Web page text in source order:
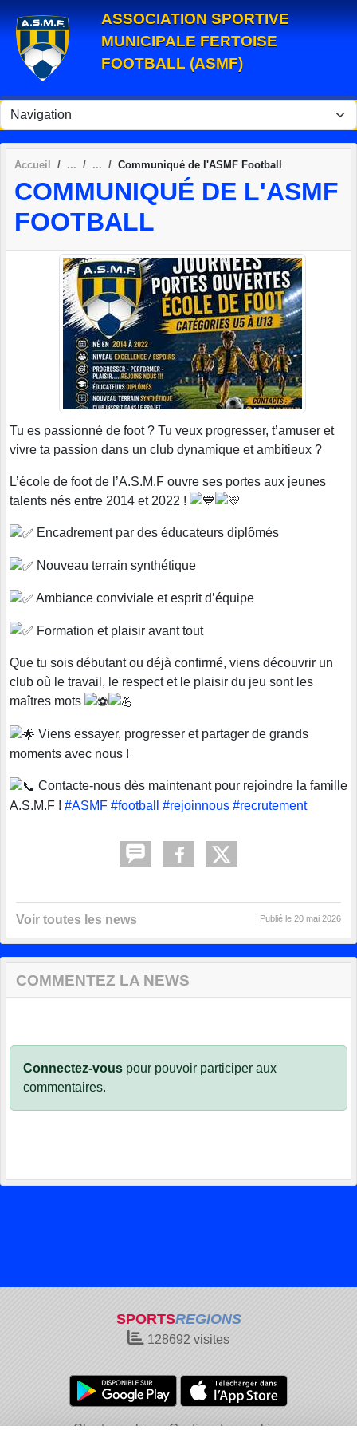
ASSOCIATION SPORTIVE
MUNICIPALE FERTOISE
FOOTBALL (ASMF)
Accueil Communiqué de l'ASMF Football
COMMUNIQUÉ DE L'ASMF
FOOTBALL
Tu es passionné de foot ? Tu veux progresser, t’amuser et
vivre ta passion dans un club dynamique et ambitieux ?
L’école de foot de l’A.S.M.F ouvre ses portes aux jeunes
talents nés entre 2014 et 2022 !
Encadrement par des éducateurs diplômés
Nouveau terrain synthétique
Ambiance conviviale et esprit d’équipe
Formation et plaisir avant tout
Que tu sois débutant ou déjà confirmé, viens découvrir un
club où le travail, le respect et le plaisir du jeu sont les
maîtres mots
Viens essayer, progresser et partager de grands
moments avec nous !
Contacte-nous dès maintenant pour rejoindre la famille
A.S.M.F ! #ASMF #football #rejoinnous #recrutement
Voir toutes les news Publié le 20 mai 2026
COMMENTEZ LA NEWS
Connectez-vous pour pouvoir participer aux
commentaires.
SPORTSREGIONS
128692 visites